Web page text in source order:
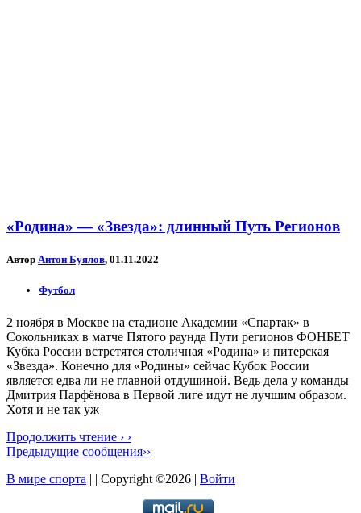
«Родина» — «Звезда»: длинный Путь Регионов
Автор Антон Буялов, 01.11.2022
Футбол
2 ноября в Москве на стадионе Академии «Спартак» в
Сокольниках в матче Пятого раунда Пути регионов ФОНБЕТ
Кубка России встретятся столичная «Родина» и питерская
«Звезда». Конечно для «Родины» сейчас Кубок России
является едва ли не главной отдушиной. Ведь дела у команды
Дмитрия Парфёнова в Первой лиге идут не лучшим образом.
Хотя и не так уж
Продолжить чтение › ›
Предыдущие сообщения››
В мире спорта | | Copyright ©2026 | Войти